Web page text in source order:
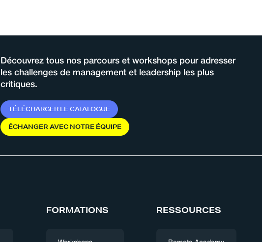
Découvrez tous nos parcours et workshops pour adresser
les challenges de management et leadership les plus
critiques.
TÉLÉCHARGER LECATALOGUE
ÉCHANGERAVEC NOTRE ÉQUIPE
FORMATIONS RESSOURCES